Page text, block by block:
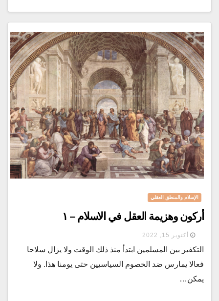
الإسلام والمنطق العقلي
أركون وهزيمة العقل في الاسلام – ١
أكتوبر 15, 2022
التكفير بين المسلمين ابتدأ منذ ذلك الوقت ولا يزال سلاحا
فعالا يمارس ضد الخصوم السياسيين حتى يومنا هذا. ولا
يمكن…